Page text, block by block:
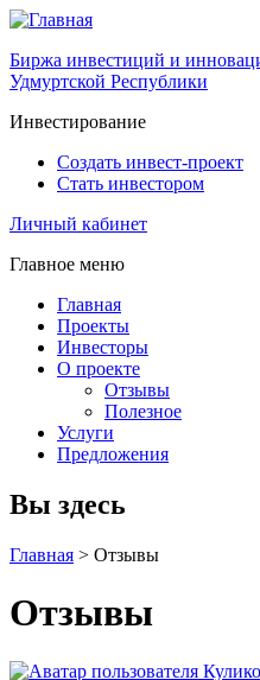
Биржа инвестиций и
Удмуртской Республики
Инвестирование
Создать инвест-проект
Стать инвестором
Личный кабинет
Главное меню
Главная
Проекты
Инвесторы
О проекте
Отзывы
Полезное
Услуги
Предложения
Вы здесь
Главная > Отзывы
Отзывы